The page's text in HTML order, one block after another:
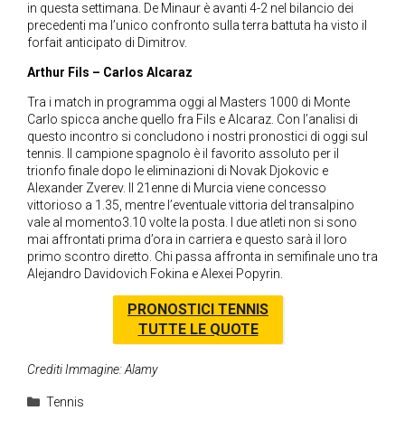
in questa settimana. De Minaur è avanti 4-2 nel bilancio dei
precedenti ma l’unico confronto sulla terra battuta ha visto il
forfait anticipato di Dimitrov.
Arthur Fils – Carlos Alcaraz
Tra i match in programma oggi al Masters 1000 di Monte
Carlo spicca anche quello fra Fils e Alcaraz. Con l’analisi di
questo incontro si concludono i nostri pronostici di oggi sul
tennis. Il campione spagnolo è il favorito assoluto per il
trionfo finale dopo le eliminazioni di Novak Djokovic e
Alexander Zverev. Il 21enne di Murcia viene concesso
vittorioso a 1.35, mentre l’eventuale vittoria del transalpino
vale al momento3.10 volte la posta. I due atleti non si sono
mai affrontati prima d’ora in carriera e questo sarà il loro
primo scontro diretto. Chi passa affronta in semifinale uno tra
Alejandro Davidovich Fokina e Alexei Popyrin.
PRONOSTICI TENNIS
TUTTE LE QUOTE
Crediti Immagine: Alamy
Categorie
Tennis